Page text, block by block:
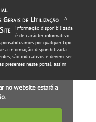
Gerais de Utilização
A
informação disponibilizada
é de carácter informativo.
por qualquer tipo
a informação disponibilizada
são indicativos e devem ser
presentes neste portal, assim
no website estará a